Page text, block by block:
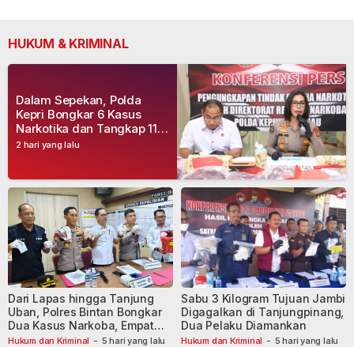
HUKUM & KRIMINAL
2 hari yang lalu
Dalam Sepekan, Polda
Kepri Bongkar 6 Kasus
Narkotika dan Tangkap 11
Tersangka
Hukum dan Kriminal - 5 hari yang lalu
Dari Lapas hingga Tanjung
Uban, Polres Bintan Bongkar
Dua Kasus Narkoba, Empat
Tersangka Dibekuk
Hukum dan Kriminal - 5 hari yang lalu
Sabu 3 Kilogram Tujuan Jambi
Digagalkan di Tanjungpinang,
Dua Pelaku Diamankan